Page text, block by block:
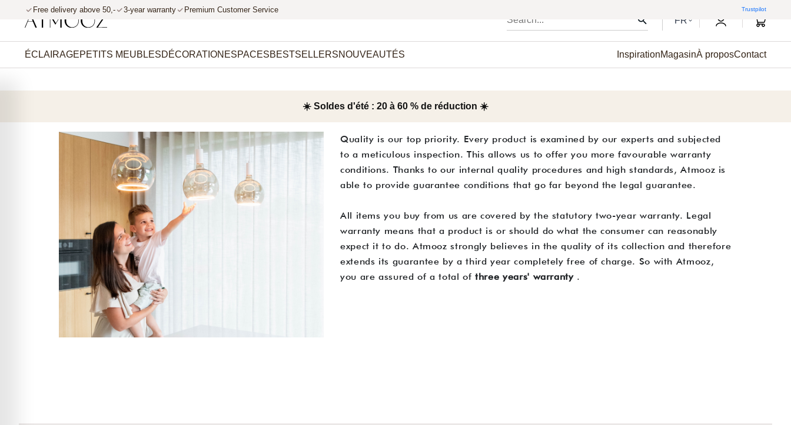
et passer au contenu
Free delivery above 50,- 3-year warranty Premium Customer Service Trustpilot
FR
0
ÉCLAIRAGEPETITS MEUBLESDÉCORATION ESPACESBESTSELLERSNOUVEAUTÉS InspirationMagasinÀ proposContact
☀️ Soldes d'été : 20 à 60 % de réduction ☀️
Quality is our top priority. Every product is examined by our experts and subjected
to a meticulous inspection. This allows us to offer you more favourable warranty
conditions. Thanks to our internal quality procedures and high standards, Atmooz is
able to provide guarantee conditions that go far beyond the legal guarantee.
All items you buy from us are covered by the statutory two-year warranty. Legal
warranty means that a product is or should do what the consumer can reasonably
expect it to do. Atmooz strongly believes in the quality of its collection and therefore
extends its guarantee by a third year completely free of charge. So with Atmooz,
you are assured of a total ofthree years' warranty .